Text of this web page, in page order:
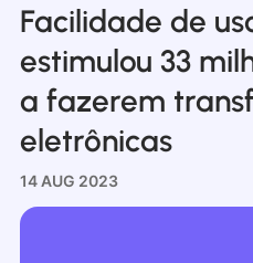
Facilidade de
estimulou 33
a fazerem
eletrônicas
14 AUG 2023